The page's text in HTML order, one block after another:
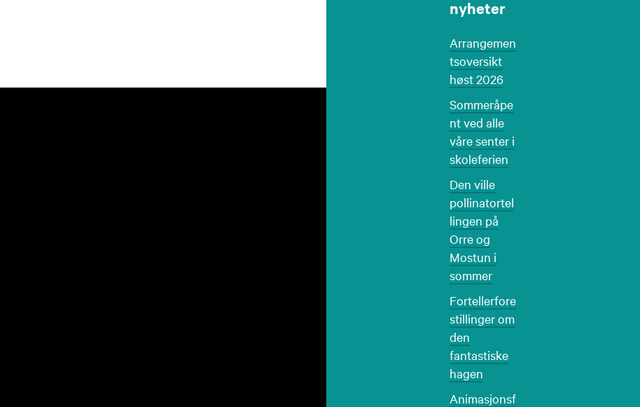
nyheter
Arrangemen
tsoversikt
høst 2026
Sommeråpe
nt ved alle
våre senter i
skoleferien
Den ville
pollinatortel
lingen på
Orre og
Mostun i
sommer
Fortellerfore
stillinger om
den
fantastiske
hagen
Animasjonsf